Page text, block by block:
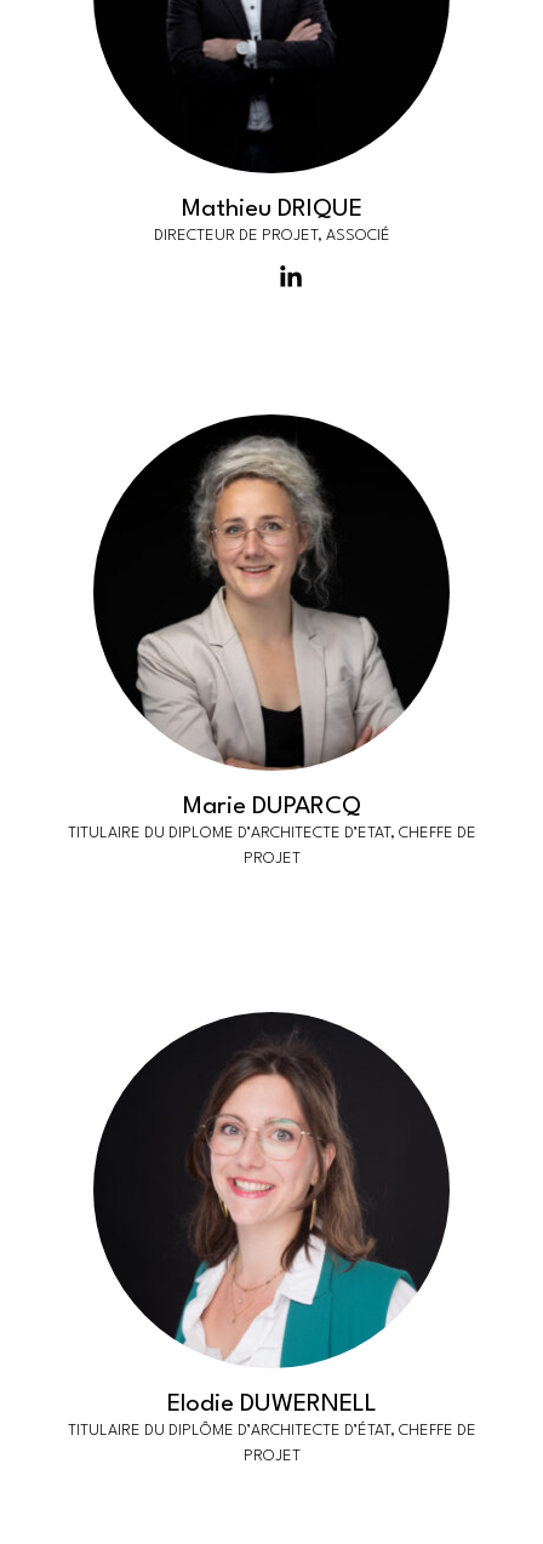
Mathieu DRIQUE
DIRECTEUR DE PROJET, ASSOCIÉ
Marie DUPARCQ
TITULAIRE DU DIPLOME D’ARCHITECTE D’ETAT, CHEFFE DE
PROJET
Elodie DUWERNELL
TITULAIRE DU DIPLÔME D’ARCHITECTE D’ÉTAT, CHEFFE DE
PROJET